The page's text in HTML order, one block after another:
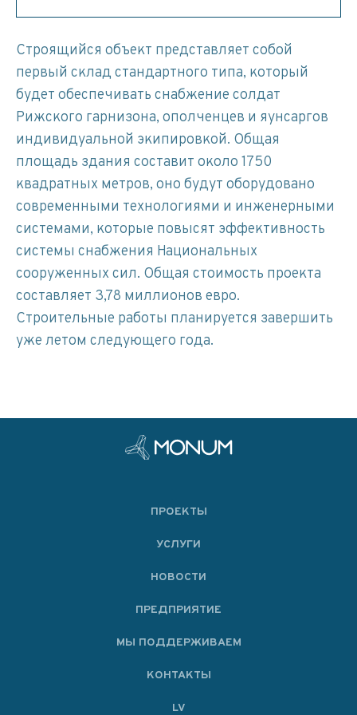
Строящийся объект представляет собой
первый склад стандартного типа, который
будет обеспечивать снабжение солдат
Рижского гарнизона, ополченцев и яунсаргов
индивидуальной экипировкой. Общая
площадь здания составит около 1750
квадратных метров, оно будут оборудовано
современными технологиями и инженерными
системами, которые повысят эффективность
системы снабжения Национальных
сооруженных сил. Общая стоимость проекта
составляет 3,78 миллионов евро.
Строительные работы планируется завершить
уже летом следующего года.
ПРОЕКТЫ
УСЛУГИ
НОВОСТИ
ПРЕДПРИЯТИЕ
МЫ ПОДДЕРЖИВАЕМ
KОНТАКТЫ
LV